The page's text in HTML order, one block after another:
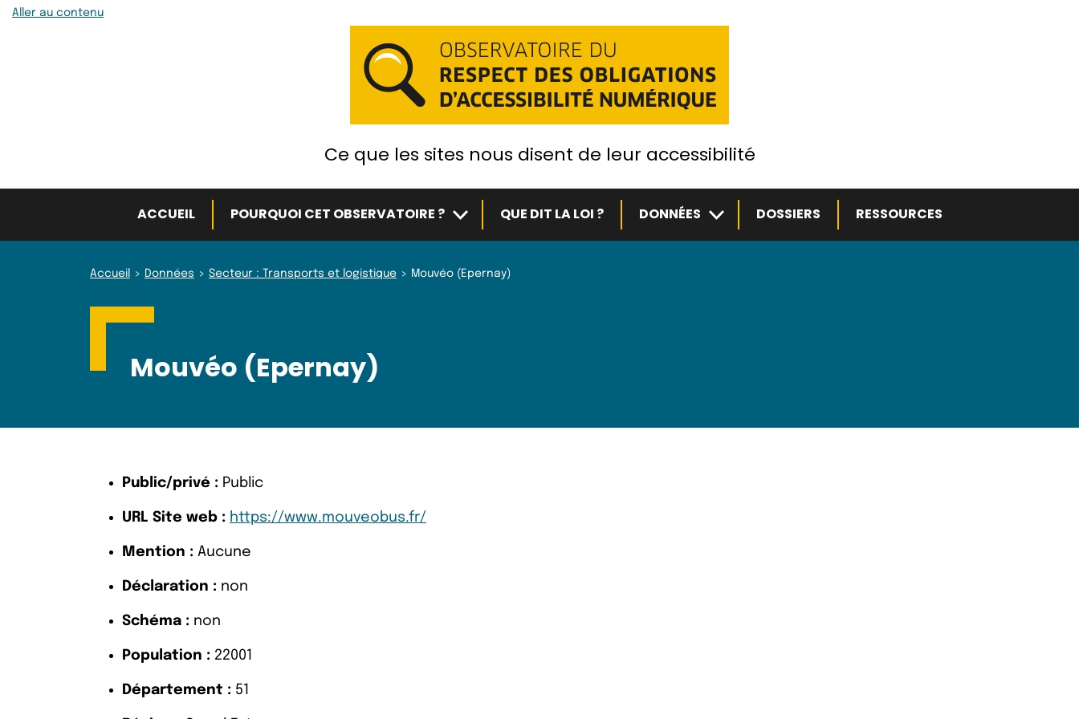
Aller au contenu
Ce que les sites nous disent de leur accessibilité
ACCUEIL POURQUOI CET OBSERVATOIRE ? Sous-menuQUE DIT LA LOI ? DONNÉES Sous-menuDOSSIERS RESSOURCES
Accueil Données Secteur : Transports et logistique Mouvéo (Epernay)
Mouvéo (Epernay)
Public/privé : Public
URL Site web : https://www.mouveobus.fr/
Mention : Aucune
Déclaration : non
Schéma : non
Population : 22001
Département : 51